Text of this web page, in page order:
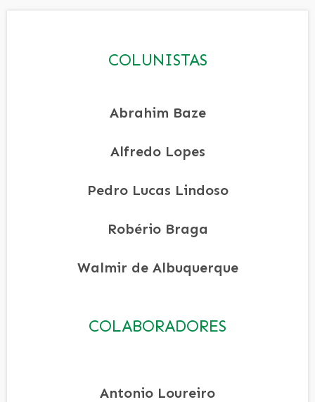
COLUNISTAS
Abrahim Baze
Alfredo Lopes
Pedro Lucas Lindoso
Robério Braga
Walmir de Albuquerque
COLABORADORES
Antonio Loureiro